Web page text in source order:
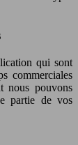
qui sont
commerciales
nous pouvons
partie de vos